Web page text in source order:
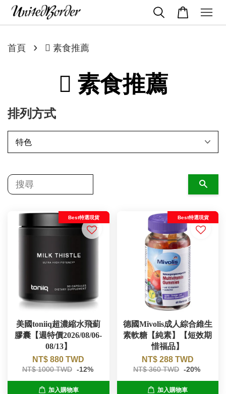
首頁 ›  素食推薦
 素食推薦
排列方式
Best特選現貨
美國toniiq超濃縮水飛薊
膠囊【週特價2026/08/06-
08/13】
NT$ 880 TWD
NT$ 1000 TWD -12%
加入購物車
Best特選現貨
德國Mivolis成人綜合維生
素軟糖【純素】【短效期
惜福品】
NT$ 288 TWD
NT$ 360 TWD -20%
加入購物車